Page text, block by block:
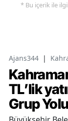
* Bu içerik ile
Ajans344 |
TL’lik
Grup